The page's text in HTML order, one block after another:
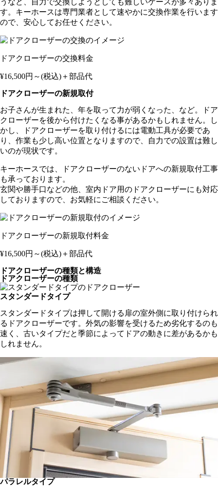
うなど、自力で交換しようとしても難しいケースが多々ありま
す。キーホースは専門業者として速やかに交換作業を行います
ので、安心してお任せください。
ドアクローザーの交換料金
¥16,500円～(税込)＋部品代
ドアクローザーの新規取付
お子さんが生まれた、年を取って力が弱くなった、など。ドア
クローザーを後から付けたくなる事があるかもしれません。し
かし、ドアクローザーを取り付けるには電動工具が必要であ
り、作業も少し高い位置となりますので、自力での設置は難し
いのが現状です。
キーホースでは、ドアクローザーのないドアへの新規取付工事
も承っております。
玄関や勝手口などの他、室内ドア用のドアクローザーにも対応
しておりますので、お気軽にご相談ください。
ドアクローザーの新規取付料金
¥16,500円～(税込)＋部品代
ドアクローザーの種類と構造
ドアクローザーの種類
スタンダードタイプ
スタンダードタイプは押して開ける扉の室外側に取り付けられ
るドアクローザーです。外気の影響を受けるため劣化するのも
速く、古いタイプだと季節によってドアの動きに差があるかも
しれません。
パラレルタイプ